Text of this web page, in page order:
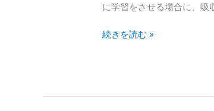
に学習をさせる場合に、吸
続きを読む »